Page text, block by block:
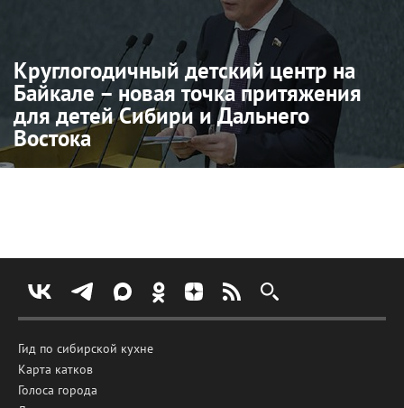
Круглогодичный детский центр на
Байкале – новая точка притяжения
для детей Сибири и Дальнего
Востока
Гид по сибирской кухне
Карта катков
Голоса города